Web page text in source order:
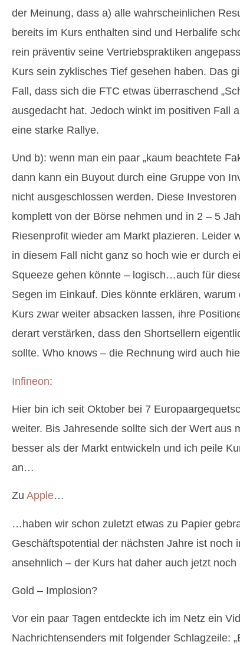
der Meinung, dass a) alle wahrscheinlichen
bereits im Kurs enthalten sind und Herbalife
rein präventiv seine Vertriebspraktiken
Kurs sein zyklisches Tief gesehen haben. Das
Fall, dass sich die FTC etwas überraschend
ausgedacht hat. Jedoch winkt im positiven Fall
eine starke Rallye.
Und b): wenn man ein paar „kaum beachtete
dann kann ein Buyout durch eine Gruppe von
nicht ausgeschlossen werden. Diese
komplett von der Börse nehmen und in 2 – 5
Riesenprofit wieder am Markt plazieren. Leider
in diesem Fall nicht ganz so hoch wie er durch
Squeeze gehen könnte – logisch…auch für
Segen im Einkauf. Dies könnte erklären, warum
Kurs zwar weiter absacken lassen, ihre
derart verstärken, dass den Shortsellern
sollte. Who knows – die Rechnung wird auch
Infineon:
Hier bin ich seit Oktober bei 7
weiter. Bis Jahresende sollte sich der Wert aus
besser als der Markt entwickeln und ich peile
an…
Zu Apple…
…haben wir schon zuletzt etwas zu Papier
Geschäftspotential der nächsten Jahre ist noch
ansehnlich – der Kurs hat daher auch jetzt noch
Gold – Implosion?
Vor ein paar Tagen entdeckte ich im Netz ein
Nachrichtensenders mit folgender Schlagzeile: